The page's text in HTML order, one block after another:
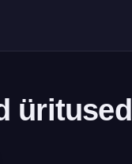
üritused